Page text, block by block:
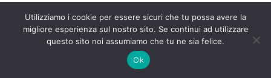
Dicembre 2016
Novembre 2016
Ottobre 2016
Utilizziamo i cookie per essere sicuri che tu possa avere la
migliore esperienza sul nostro sito. Se continui ad utilizzare
questo sito noi assumiamo che tu ne sia felice.
Ok